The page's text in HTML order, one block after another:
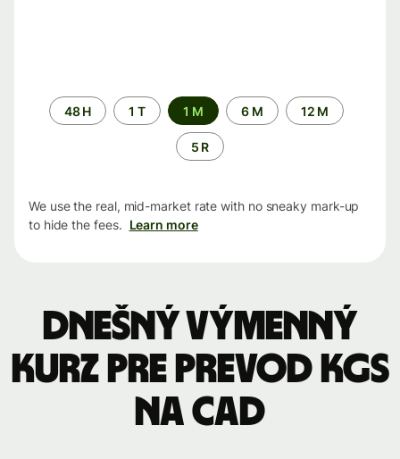
Time
period
48 H 1 T 1 M 6 M 12 M
5 R
We use the real, mid-market rate with no sneaky mark-up
to hide the fees. Learn more
Dnešný výmenný
kurz pre prevod KGS
na CAD